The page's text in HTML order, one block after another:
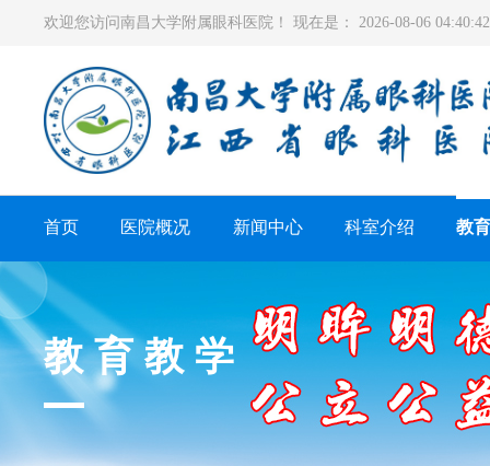
欢迎您访问南昌大学附属眼科医院！ 现在是： 2026-08-06
首页 医院概况 新闻中心 科室介绍 教
教育教学